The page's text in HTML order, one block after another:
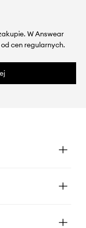
W Answear
cen regularnych.